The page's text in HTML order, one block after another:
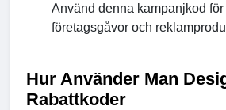
Använd denna kampanjkod för
företagsgåvor och
Hur Använder Man
Rabattkoder